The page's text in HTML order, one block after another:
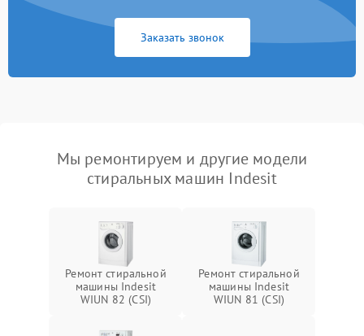
Заказать звонок
Мы ремонтируем и другие модели
стиральных машин Indesit
Ремонт стиральной
машины Indesit
WIUN 82 (CSI)
Ремонт стиральной
машины Indesit
WIUN 81 (CSI)